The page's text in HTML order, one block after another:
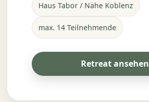
Haus Tabor / Nähe Koblenz
max. 14 Teilnehmende
Retreat ansehen